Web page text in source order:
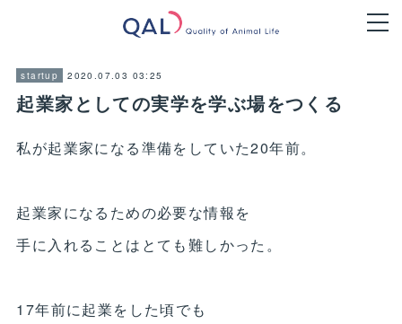
startup 2020.07.03 03:25
起業家としての実学を学ぶ場をつくる
私が起業家になる準備をしていた20年前。
起業家になるための必要な情報を
手に入れることはとても難しかった。
17年前に起業をした頃でも